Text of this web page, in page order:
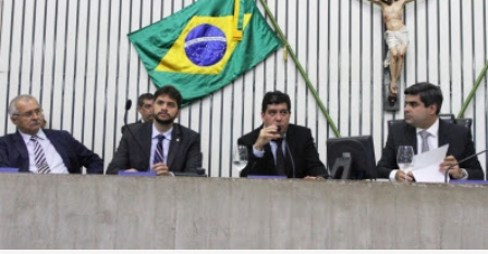
loja Havan do Brasil.